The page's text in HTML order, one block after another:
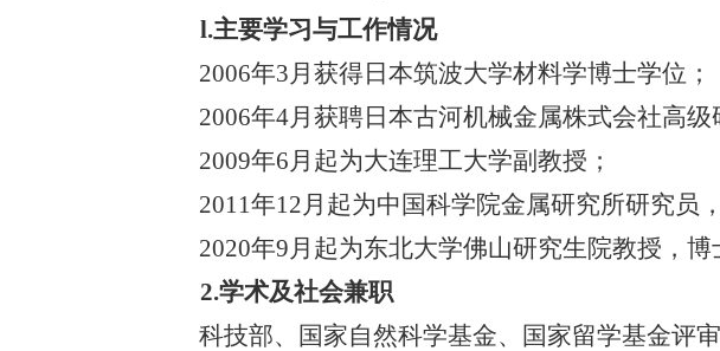
l.主要学习与工作情况
2006年3月获得日本筑波大学材料学博士学位；
2006年4月获聘日本古河机械金属株式会社高级
2009年6月起为大连理工大学副教授；
2011年12月起为中国科学院金属研究所研究员
2020年9月起为东北大学佛山研究生院教授，博
2.学术及社会兼职
科技部、国家自然科学基金、国家留学基金评